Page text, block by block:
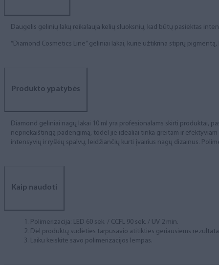
Daugelis gelinių lakų reikalauja kelių sluoksnių, kad būtų pasiektas
“Diamond Cosmetics Line” geliniai lakai, kurie užtikrina stiprų
Produkto ypatybės
Diamond geliniai nagų lakai 10 ml yra profesionalams skirti produktai,
nepriekaištingą padengimą, todėl jie idealiai tinka greitam ir
intensyvių ir ryškių spalvų, leidžiančių kurti įvairius nagų dizainus.
Kaip naudoti
Polimerizacija: LED 60 sek. / CCFL 90 sek. / UV 2 min.
Dėl produktų sudėties tarpusavio atitikties geriausiems
Laiku keiskite savo polimerizacijos lempas.